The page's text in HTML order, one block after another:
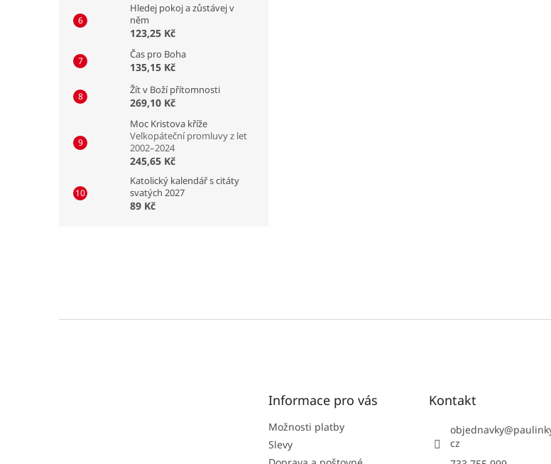
Hledej pokoj a zůstávej v
něm
123,25 Kč
Čas pro Boha
135,15 Kč
Žít v Boží přítomnosti
269,10 Kč
Moc Kristova kříže
Velkopáteční promluvy z let
2002–2024
245,65 Kč
Katolický kalendář s citáty
svatých 2027
89 Kč
Informace pro vás
Možnosti platby
Slevy
Kontakt
objednavky@
cz